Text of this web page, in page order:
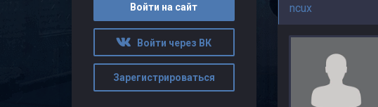
ncux
Войти на сайт
Войти через ВК
Зарегистрироваться